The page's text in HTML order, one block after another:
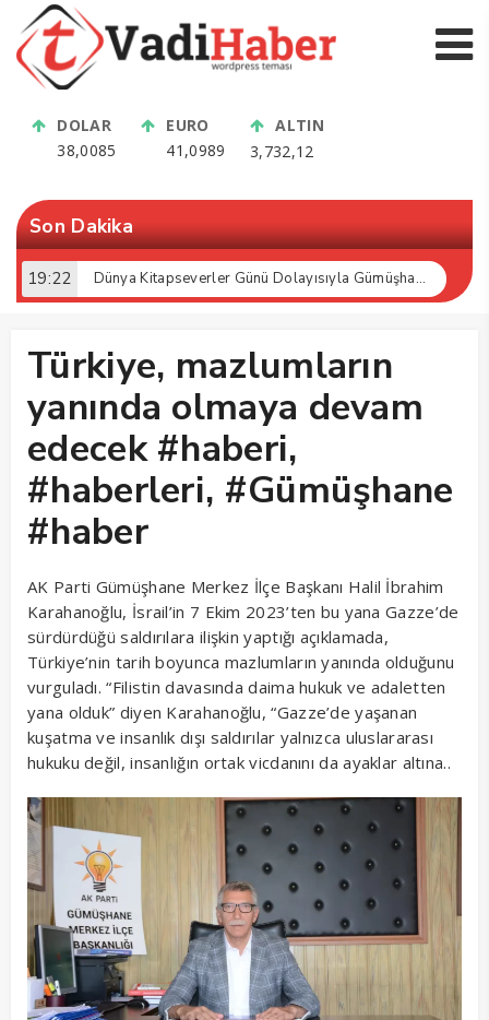
DOLAR
38,0085
EURO
41,0989
ALTIN
3,732,12
Son Dakika
19:22 Dünya Kitapseverler Günü Dolayısıyla Gümüşhane’de Kültür Buluşması Gerçekleştirildi
Türkiye, mazlumların
yanında olmaya devam
edecek #haberi,
#haberleri, #Gümüşhane
#haber
AK Parti Gümüşhane Merkez İlçe Başkanı Halil İbrahim
Karahanoğlu, İsrail’in 7 Ekim 2023’ten bu yana Gazze’de
sürdürdüğü saldırılara ilişkin yaptığı açıklamada,
Türkiye’nin tarih boyunca mazlumların yanında olduğunu
vurguladı. “Filistin davasında daima hukuk ve adaletten
yana olduk” diyen Karahanoğlu, “Gazze’de yaşanan
kuşatma ve insanlık dışı saldırılar yalnızca uluslararası
hukuku değil, insanlığın ortak vicdanını da ayaklar altına..